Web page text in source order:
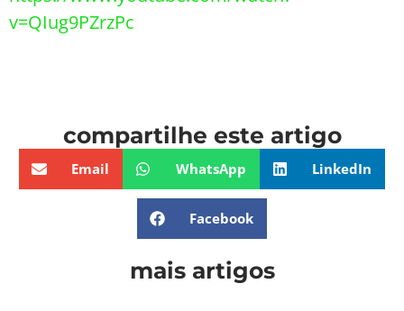
v=QIug9PZrzPc
compartilhe este artigo
Email WhatsApp LinkedIn
Facebook
mais artigos